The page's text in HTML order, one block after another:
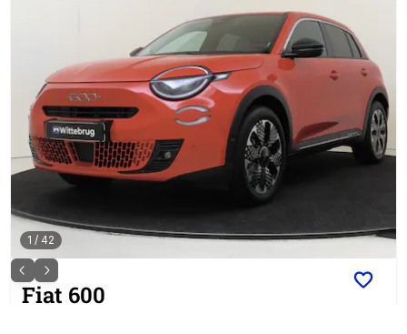
1 / 42
Fiat 600